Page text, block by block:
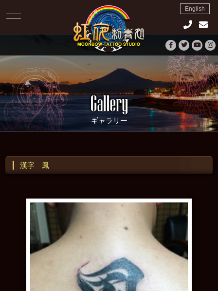
toggle
navigation
ギャラリー
English
漢字 鳳